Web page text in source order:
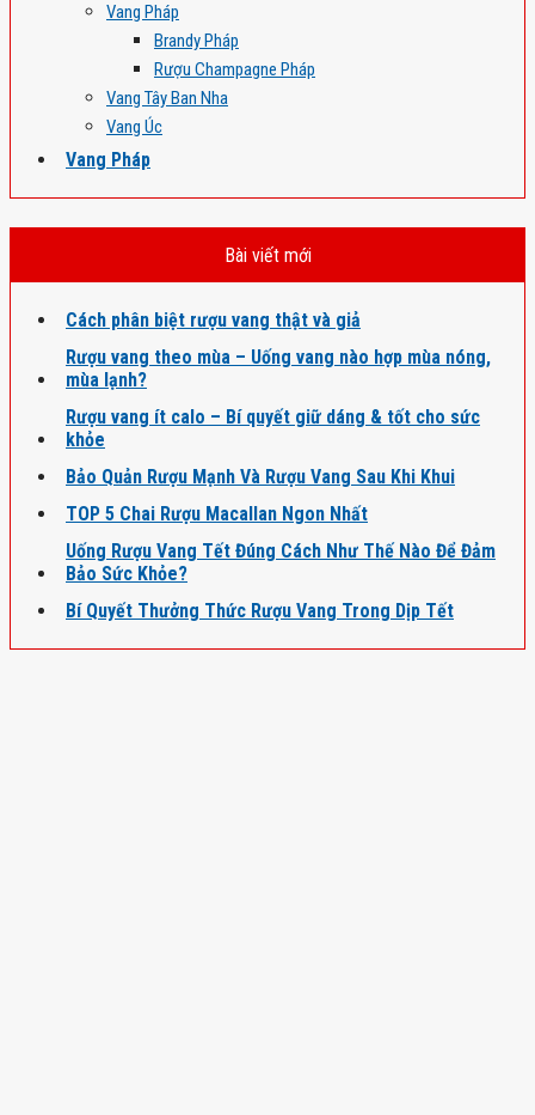
Vang Pháp
Brandy Pháp
Rượu Champagne Pháp
Vang Tây Ban Nha
Vang Úc
Vang Pháp
Bài viết mới
Cách phân biệt rượu vang thật và giả
Rượu vang theo mùa – Uống vang nào hợp mùa nóng,
mùa lạnh?
Rượu vang ít calo – Bí quyết giữ dáng & tốt cho sức
khỏe
Bảo Quản Rượu Mạnh Và Rượu Vang Sau Khi Khui
TOP 5 Chai Rượu Macallan Ngon Nhất
Uống Rượu Vang Tết Đúng Cách Như Thế Nào Để Đảm
Bảo Sức Khỏe?
Bí Quyết Thưởng Thức Rượu Vang Trong Dịp Tết